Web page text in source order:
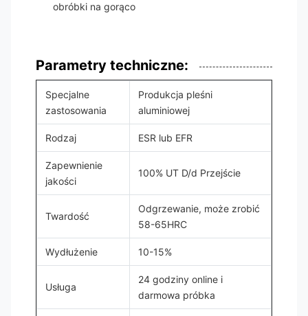
obróbki na gorąco
Parametry techniczne:
Specjalne
zastosowania
Produkcja pleśni
aluminiowej
Rodzaj ESR lub EFR
Zapewnienie
jakości
100% UT D/d Przejście
Twardość
Odgrzewanie, może zrobić
58-65HRC
Wydłużenie 10-15%
Usługa
24 godziny online i
darmowa próbka